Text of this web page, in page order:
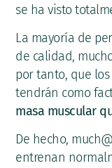
se ha visto
La mayoría de
de calidad,
por tanto, que
tendrán como
masa muscular
De hecho,
entrenan